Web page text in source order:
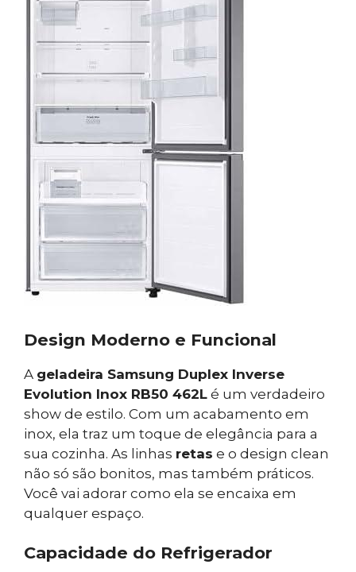
Design Moderno e Funcional
A geladeira Samsung Duplex Inverse
Evolution Inox RB50 462L é um verdadeiro
show de estilo. Com um acabamento em
inox, ela traz um toque de elegância para a
sua cozinha. As linhas retas e o design clean
não só são bonitos, mas também práticos.
Você vai adorar como ela se encaixa em
qualquer espaço.
Capacidade do Refrigerador